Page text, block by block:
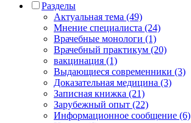
Разделы
Актуальная тема (49)
Мнение специалиста (24)
Врачебные монологи (1)
Врачебный практикум (20)
вакцинация (1)
Выдающиеся современники (3)
Доказательная медицина (3)
Записная книжка (21)
Зарубежный опыт (22)
Информационное сообщение (6)